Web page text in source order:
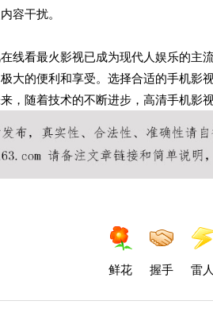
容干扰。
线看最火影视已成为现代人娱乐的主
大的便利和享受。选择合适的手机影
，随着技术的不断进步，高清手机影
鲜花 握手 雷